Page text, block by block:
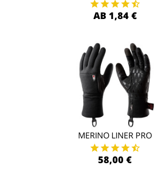
AB 1,84 €
MERINO LINER PRO
58,00 €